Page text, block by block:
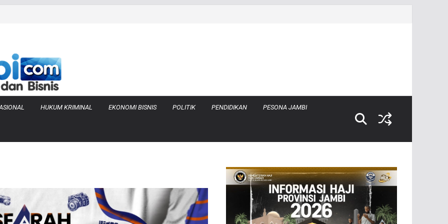
di KCBN
Jabung
Pipa
Tambahan
HUKUM KRIMINAL EKONOMI BISNIS POLITIK PENDIDIKAN PESONA JAMBI